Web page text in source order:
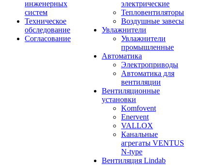
инженерных
систем
Техническое
обследование
Согласование
электрические
Тепловентиляторы
Воздушные завесы
Увлажнители
Увлажнители
промышленные
Автоматика
Электроприводы
Автоматика для
вентиляции
Вентиляционные
установки
Komfovent
Enervent
VALLOX
Канальные
агрегаты VENTUS
N-type
Вентиляция Lindab